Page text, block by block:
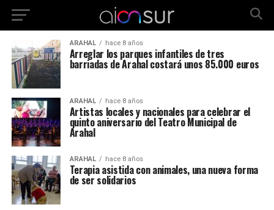
ARAHAL hace 8 años
Arreglar los parques infantiles de tres
barriadas de Arahal costará unos 85.000 euros
ARAHAL hace 8 años
Artistas locales y nacionales para celebrar el
quinto aniversario del Teatro Municipal de
Arahal
ARAHAL hace 8 años
Terapia asistida con animales, una nueva forma
de ser solidarios